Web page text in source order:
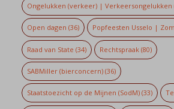
Ongelukken (verkeer) | Verkeersongelukken
Open dagen (36) Popfeesten Usselo |
Raad van State (34) Rechtspraak (80)
SABMiller (bierconcern)(36)
Staatstoezicht op de Mijnen (SodM)(33)